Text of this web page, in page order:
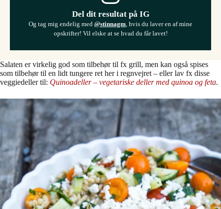
Del dit resultat på IG
Og tag mig endelig med @stinnagm, hvis du laver en af mine
opskrifter! Vil elske at se hvad du får lavet!
Salaten er virkelig god som tilbehør til fx grill, men kan også spises
som tilbehør til en lidt tungere ret her i regnvejret – eller lav fx disse
veggiedeller til: Quinoadeller – vegetariske deller med quinoa og feta.